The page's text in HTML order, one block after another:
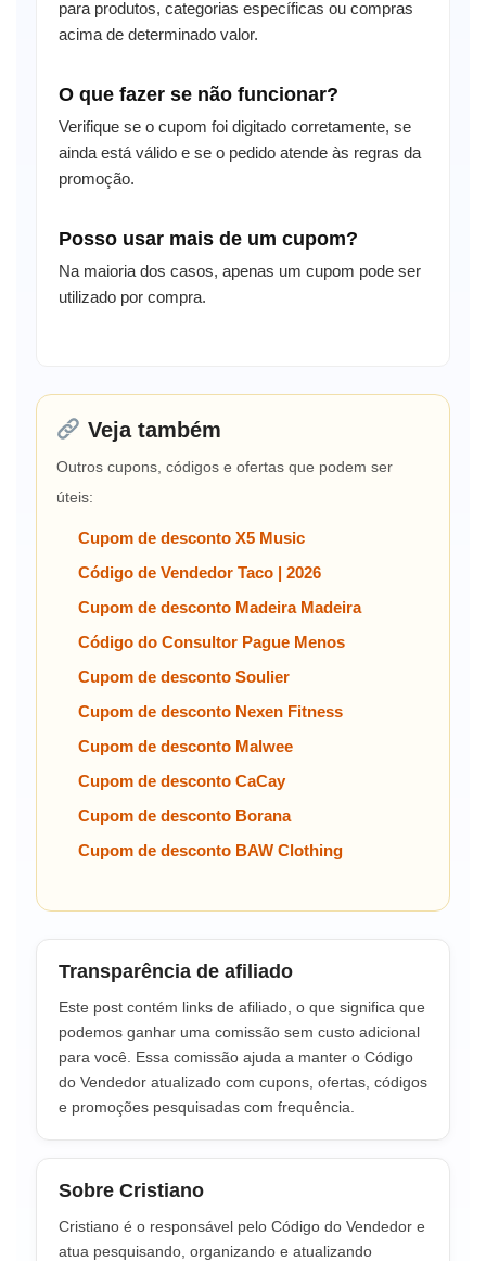
para produtos, categorias específicas ou compras
acima de determinado valor.
O que fazer se não funcionar?
Verifique se o cupom foi digitado corretamente, se
ainda está válido e se o pedido atende às regras da
promoção.
Posso usar mais de um cupom?
Na maioria dos casos, apenas um cupom pode ser
utilizado por compra.
Veja também
Outros cupons, códigos e ofertas que podem ser
úteis:
Cupom de desconto X5 Music
Código de Vendedor Taco | 2026
Cupom de desconto Madeira Madeira
Código do Consultor Pague Menos
Cupom de desconto Soulier
Cupom de desconto Nexen Fitness
Cupom de desconto Malwee
Cupom de desconto CaCay
Cupom de desconto Borana
Cupom de desconto BAW Clothing
Transparência de afiliado
Este post contém links de afiliado, o que significa que
podemos ganhar uma comissão sem custo adicional
para você. Essa comissão ajuda a manter o Código
do Vendedor atualizado com cupons, ofertas, códigos
e promoções pesquisadas com frequência.
Sobre Cristiano
Cristiano é o responsável pelo Código do Vendedor e
atua pesquisando, organizando e atualizando